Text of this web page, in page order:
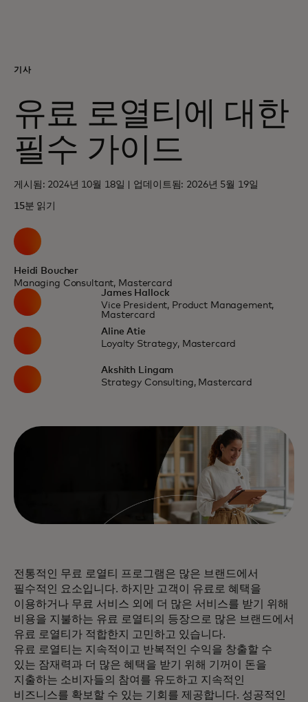
비즈니스 고객
모두를 위한 가치
이노베이터
뉴스 & 인사이트
기사
유료 로열티에 대한
필수 가이드
게시됨: 2024년 10월 18일 | 업데이트됨: 2026년 5월 19일
15분 읽기
Heidi Boucher
Managing Consultant, Mastercard
James Hallock
Vice President, Product Management,
Mastercard
Aline Atie
Loyalty Strategy, Mastercard
Akshith Lingam
Strategy Consulting, Mastercard
전통적인 무료 로열티 프로그램은 많은 브랜드에서
필수적인 요소입니다. 하지만 고객이 유료로 혜택을
이용하거나 무료 서비스 외에 더 많은 서비스를 받기 위해
비용을 지불하는 유료 로열티의 등장으로 많은 브랜드에서
유료 로열티가 적합한지 고민하고 있습니다.
유료 로열티는 지속적이고 반복적인 수익을 창출할 수
있는 잠재력과 더 많은 혜택을 받기 위해 기꺼이 돈을
지출하는 소비자들의 참여를 유도하고 지속적인
비즈니스를 확보할 수 있는 기회를 제공합니다. 성공적인